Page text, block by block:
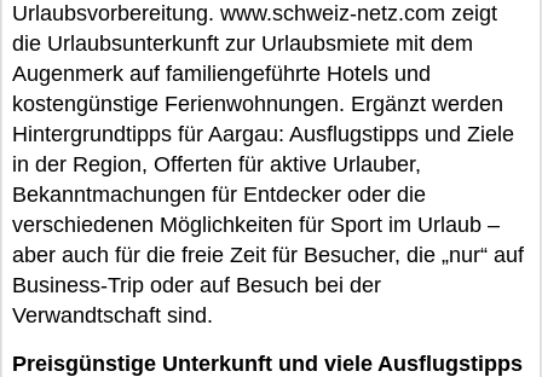
Urlaubsvorbereitung. www.schweiz-netz.com zeigt
die Urlaubsunterkunft zur Urlaubsmiete mit dem
Augenmerk auf familiengeführte Hotels und
kostengünstige Ferienwohnungen. Ergänzt werden
Hintergrundtipps für Aargau: Ausflugstipps und Ziele
in der Region, Offerten für aktive Urlauber,
Bekanntmachungen für Entdecker oder die
verschiedenen Möglichkeiten für Sport im Urlaub –
aber auch für die freie Zeit für Besucher, die „nur“ auf
Business-Trip oder auf Besuch bei der
Verwandtschaft sind.
Preisgünstige Unterkunft und viele Ausflugstipps